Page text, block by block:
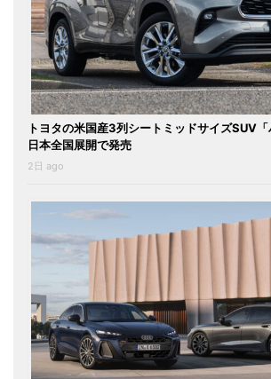
トヨタの米国産3列シートミッドサイズSUV
日本全国展開で発売
2日 ago